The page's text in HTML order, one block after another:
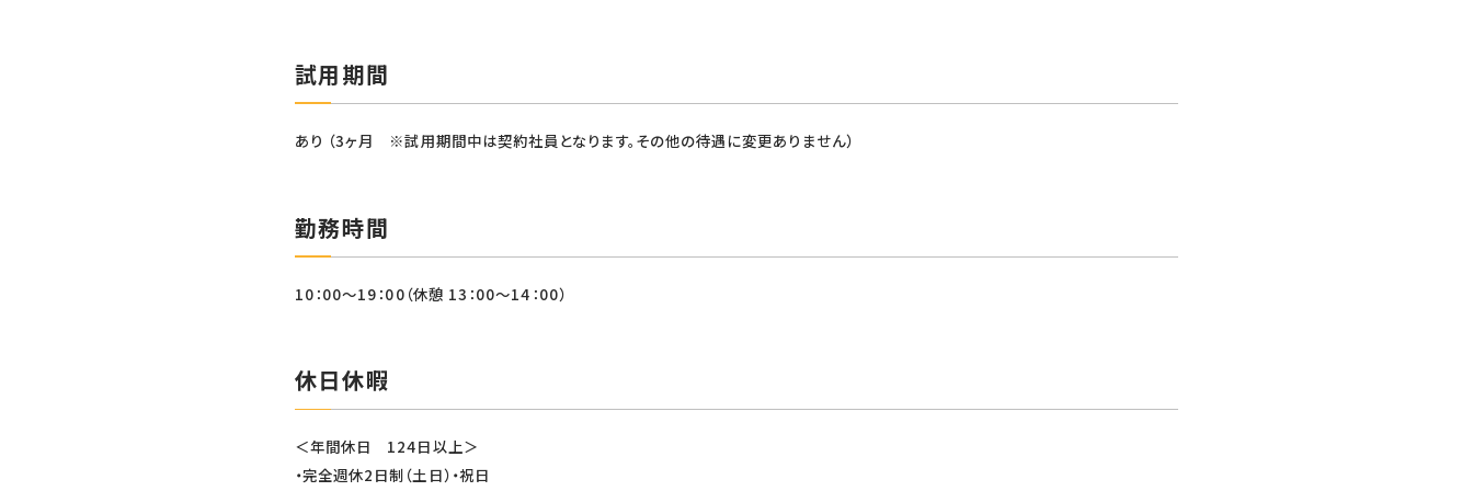
試用期間
あり （3ヶ月 ※試用期間中は契約社員となります。その他の待遇に変更ありません）
勤務時間
10：00～19：00（休憩 13：00～14：00）
休日休暇
＜年間休日 124日以上＞
・完全週休2日制（土日）・祝日